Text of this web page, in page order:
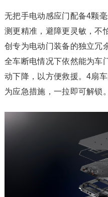
无把手电动感应门配备4颗
测更精准，避障更灵敏，不
创专为电动门装备的独立冗
全车断电情况下依然能为车
动下降，以方便救援。4扇
为应急措施，一拉即可解锁。